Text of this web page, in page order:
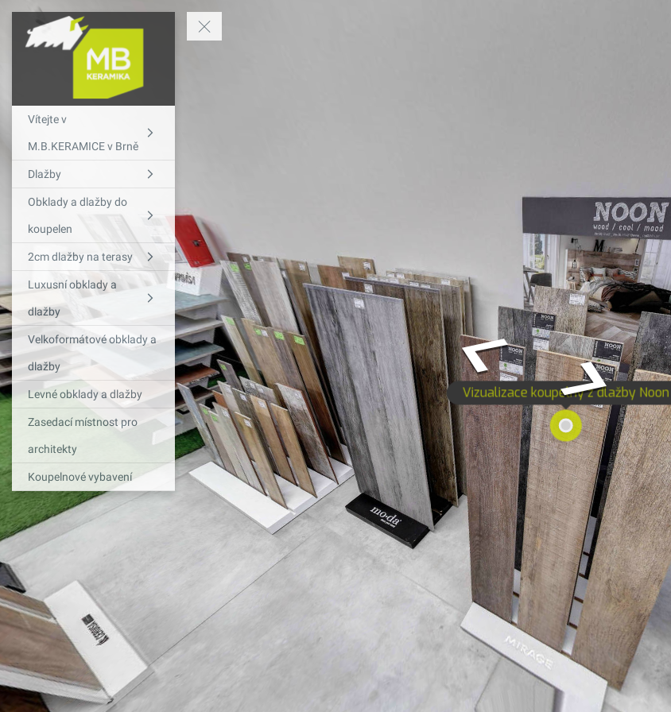
Vítejte v
M.B.KERAMICE v Brně
Dlažby
Obklady a dlažby do
koupelen
2cm dlažby na terasy
Luxusní obklady a
dlažby
Velkoformátové obklady a
dlažby
Levné obklady a dlažby
Zasedací místnost pro
architekty
Koupelnové vybavení
Vizualizace koupelny z dlažby Noon